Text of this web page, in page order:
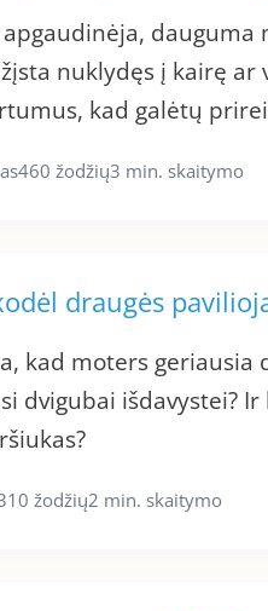
nuklydęs į kairę
kad galėtų
460 žodžių3 min. skaitymo
draugės
kad moters geriausia
dvigubai išdavystei? Ir
žodžių2 min. skaitymo